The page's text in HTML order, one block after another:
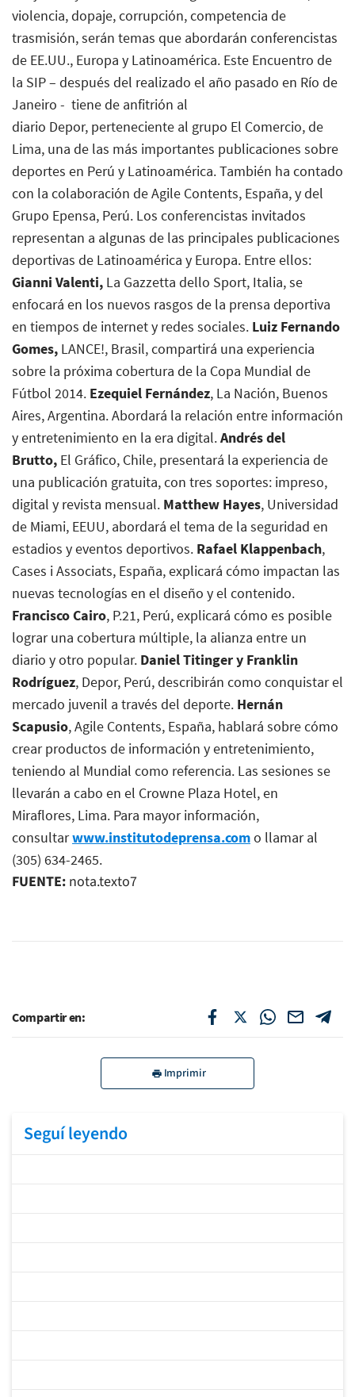
violencia, dopaje, corrupción, competencia de
trasmisión, serán temas que abordarán conferencistas
de EE.UU., Europa y Latinoamérica. Este Encuentro de
la SIP – después del realizado el año pasado en Río de
Janeiro - tiene de anfitrión al
diario Depor, perteneciente al grupo El Comercio, de
Lima, una de las más importantes publicaciones sobre
deportes en Perú y Latinoamérica. También ha contado
con la colaboración de Agile Contents, España, y del
Grupo Epensa, Perú. Los conferencistas invitados
representan a algunas de las principales publicaciones
deportivas de Latinoamérica y Europa. Entre ellos:
Gianni Valenti, La Gazzetta dello Sport, Italia, se
enfocará en los nuevos rasgos de la prensa deportiva
en tiempos de internet y redes sociales. Luiz Fernando
Gomes, LANCE!, Brasil, compartirá una experiencia
sobre la próxima cobertura de la Copa Mundial de
Fútbol 2014. Ezequiel Fernández, La Nación, Buenos
Aires, Argentina. Abordará la relación entre información
y entretenimiento en la era digital.Andrés del
Brutto, El Gráfico, Chile, presentará la experiencia de
una publicación gratuita, con tres soportes: impreso,
digital y revista mensual. Matthew Hayes, Universidad
de Miami, EEUU, abordará el tema de la seguridad en
estadios y eventos deportivos. Rafael Klappenbach,
Cases i Associats, España, explicará cómo impactan las
nuevas tecnologías en el diseño y el contenido.
Francisco Cairo, P.21, Perú, explicará cómo es posible
lograr una cobertura múltiple, la alianza entre un
diario y otro popular. Daniel Titinger y Franklin
Rodríguez, Depor, Perú, describirán como conquistar el
mercado juvenil a través del deporte. Hernán
Scapusio, Agile Contents, España, hablará sobre cómo
crear productos de información y entretenimiento,
teniendo al Mundial como referencia. Las sesiones se
llevarán a cabo en el Crowne Plaza Hotel, en
Miraflores, Lima. Para mayor información,
consultarwww.institutodeprensa.como llamar al
(305) 634-2465.
FUENTE: nota.texto7
Compartir en:
Imprimir
Seguí leyendo